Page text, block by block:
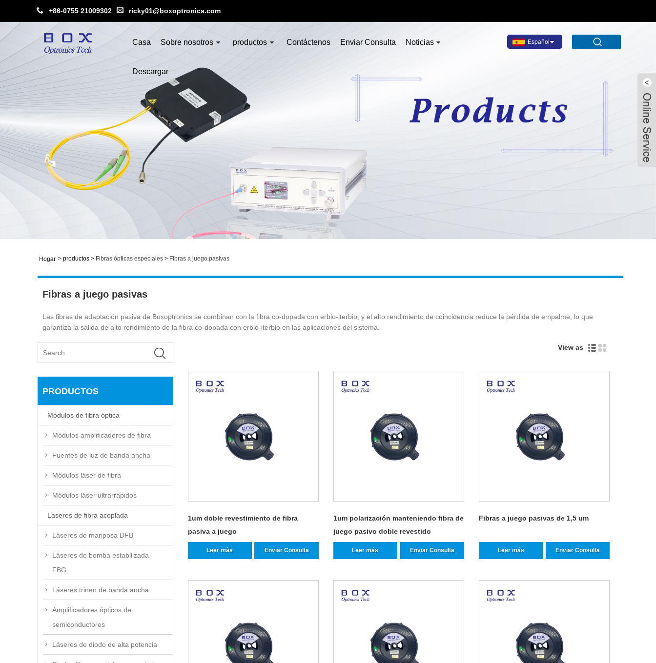
+86-0755 21009302 ricky01@boxoptronics.com
Español
Casa Sobre nosotros productos Contáctenos Enviar Consulta Noticias
Descargar
Hogar > productos > Fibras ópticas especiales > Fibras a juego pasivas
Fibras a juego pasivas
Las fibras de adaptación pasiva de Boxoptronics se combinan con la fibra co-dopada con erbio-iterbio, y el alto rendimiento de coincidencia reduce la pérdida de empalme, lo que
garantiza la salida de alto rendimiento de la fibra co-dopada con erbio-iterbio en las aplicaciones del sistema.
PRODUCTOS
Módulos de fibra óptica
Módulos amplificadores de fibra
Fuentes de luz de banda ancha
Módulos láser de fibra
Módulos láser ultrarrápidos
Láseres de fibra acoplada
Láseres de mariposa DFB
Láseres de bomba estabilizada
FBG
Láseres trineo de banda ancha
Amplificadores ópticos de
semiconductores
Láseres de diodo de alta potencia
View as
1um doble revestimiento de fibra
pasiva a juego
Leer más Enviar Consulta
1um polarización manteniendo fibra de
juego pasivo doble revestido
Leer más Enviar Consulta
Fibras a juego pasivas de 1,5 um
Leer más Enviar Consulta